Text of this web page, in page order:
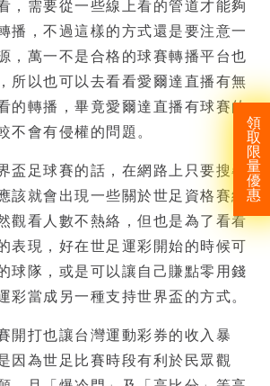
領
取
限
量
優
惠
，需要從一些線上看的管道才能夠
播，不過這樣的方式還是要注意一
，萬一不是合格的球賽轉播平台也
所以也可以去看看愛爾達直播有無
的轉播，畢竟愛爾達直播有球賽的
不會有侵權的問題。
盃足球賽的話，在網路上只要搜尋
該就會出現一些關於世足資格賽線
觀看人數不熱絡，但也是為了看看
表現，好在世足運彩開始的時候可
球隊，或是可以讓自己賺點零用錢
彩當成另一種支持世界盃的方式。
開打也讓台灣運動彩券的收入暴
因為世足比賽時段有利於民眾觀